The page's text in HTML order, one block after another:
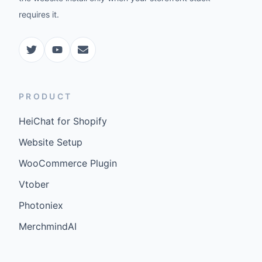
requires it.
PRODUCT
HeiChat for Shopify
Website Setup
WooCommerce Plugin
Vtober
Photoniex
MerchmindAI